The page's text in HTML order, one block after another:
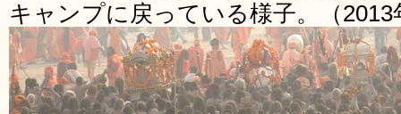
キャンプに戻っている様子。（2013